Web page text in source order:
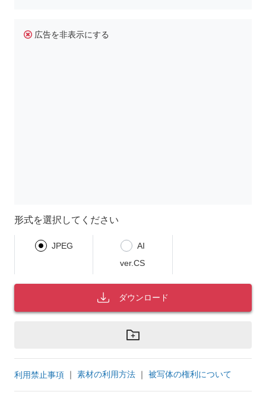
広告を非表示にする
形式を選択してください
JPEG
AI
ver.CS
ダウンロード
利用禁止事項 ｜ 素材の利用方法 ｜ 被写体の権利について